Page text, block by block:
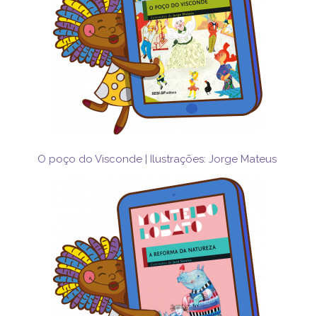
O poço do Visconde | Ilustrações: Jorge Mateus